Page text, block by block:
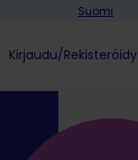
Suomi
Kirjaudu/Rekisteröidy